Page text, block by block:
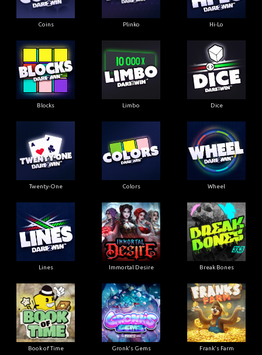
Coins Plinko Hi-Lo
Blocks Limbo Dice
Twenty-One Colors Wheel
Lines Immortal Desire Break Bones
Book of Time Gronk's Gems Frank's Farm